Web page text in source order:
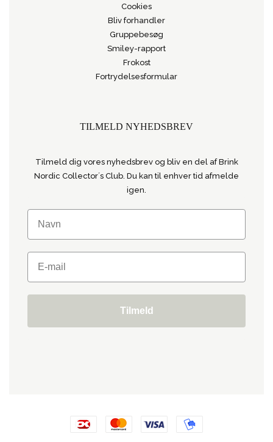
Cookies
Bliv forhandler
Gruppebesøg
Smiley-rapport
Frokost
Fortrydelsesformular
TILMELD NYHEDSBREV
Tilmeld dig vores nyhedsbrev og bliv en del af Brink
Nordic Collector´s Club. Du kan til enhver tid afmelde
igen.
Tilmeld